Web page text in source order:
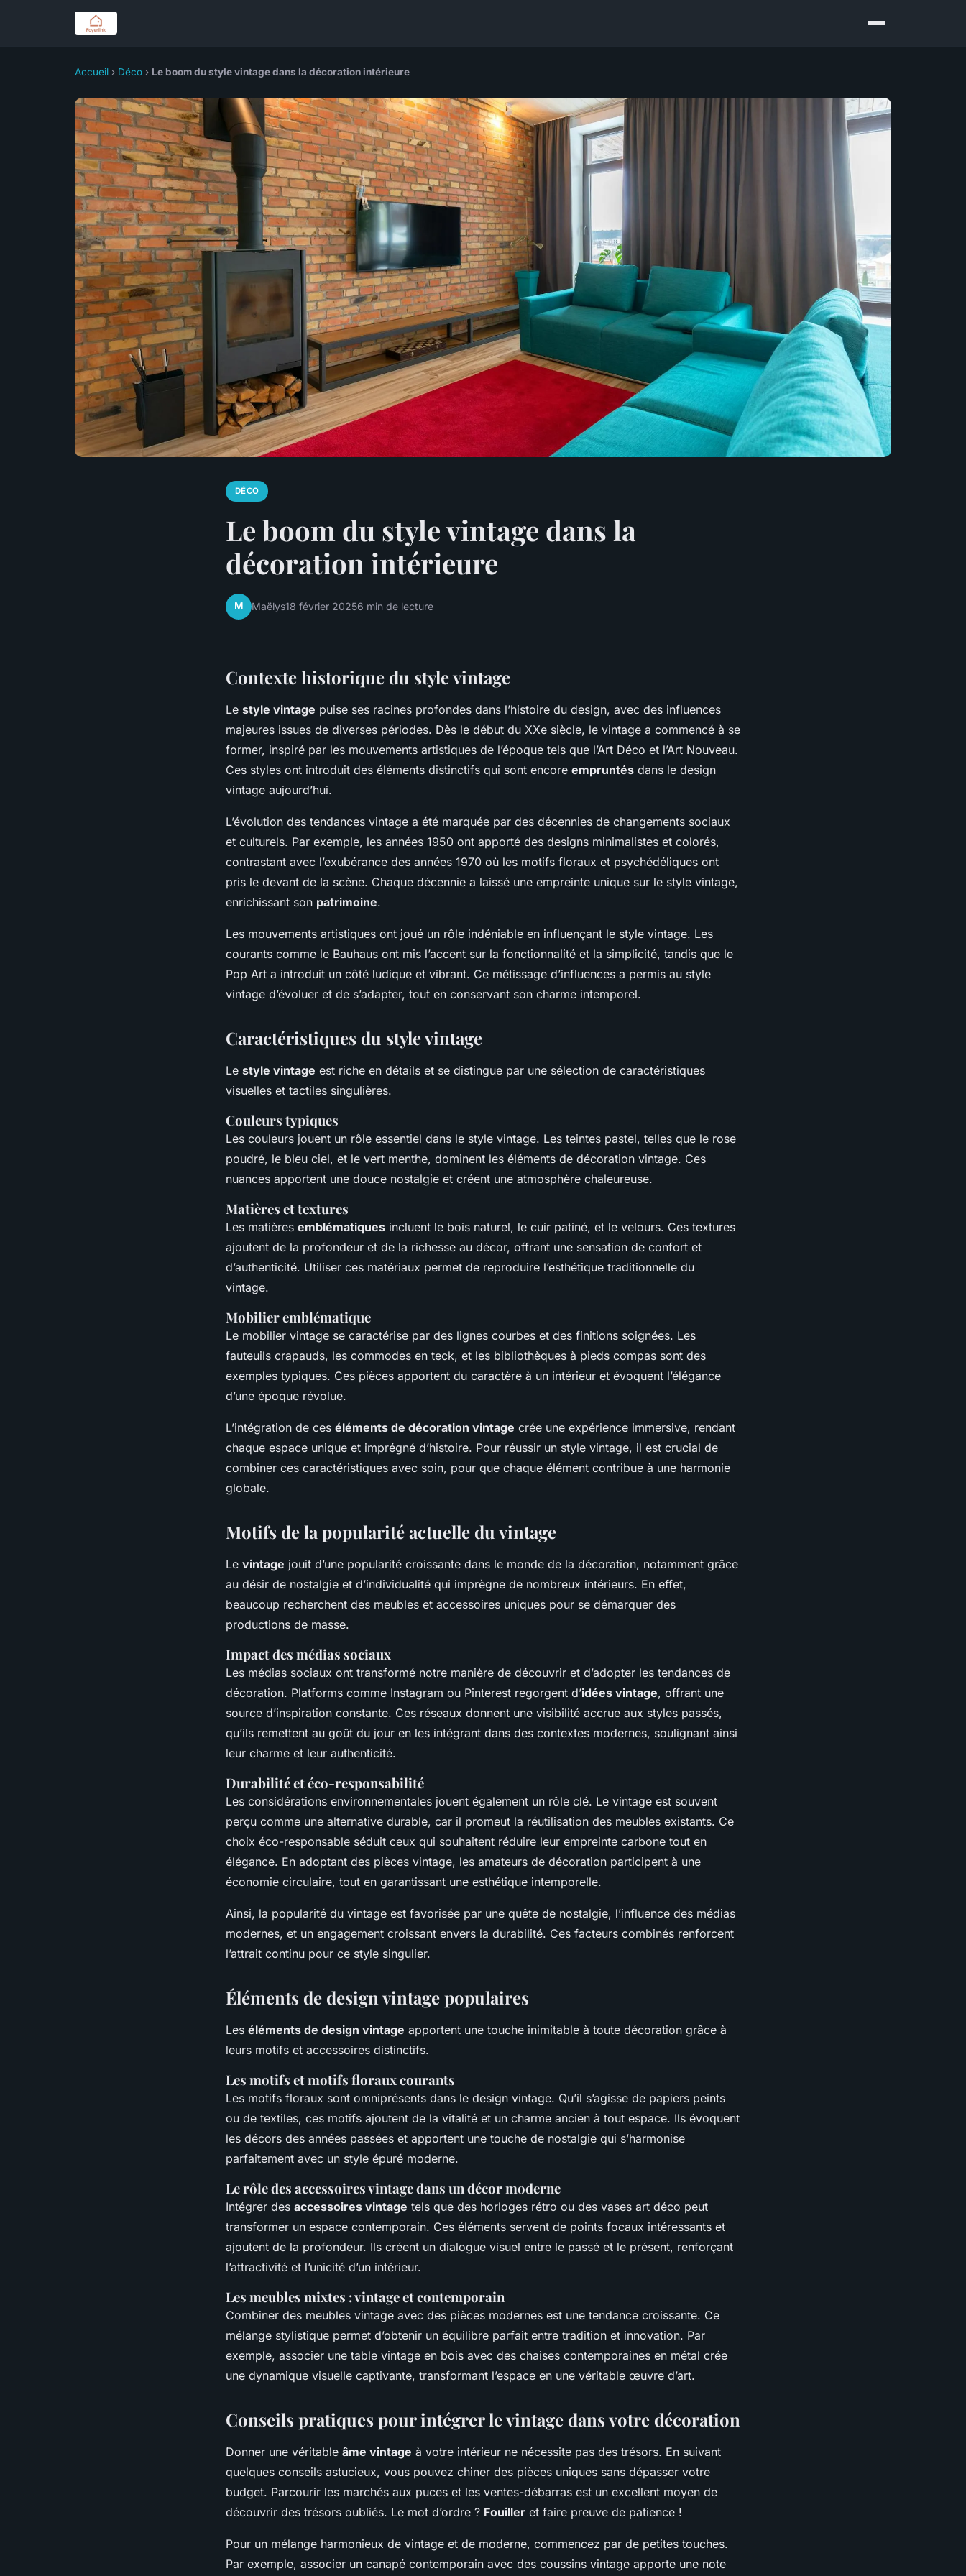
Accueil › Déco › Le boom du style vintage dans la décoration intérieure
DÉCO
Le boom du style vintage dans la
décoration intérieure
M Maëlys18 février 20256 min de lecture
Contexte historique du style vintage
Le style vintage puise ses racines profondes dans l’histoire du design, avec des influences
majeures issues de diverses périodes. Dès le début du XXe siècle, le vintage a commencé à se
former, inspiré par les mouvements artistiques de l’époque tels que l’Art Déco et l’Art Nouveau.
Ces styles ont introduit des éléments distinctifs qui sont encore empruntés dans le design
vintage aujourd’hui.
L’évolution des tendances vintage a été marquée par des décennies de changements sociaux
et culturels. Par exemple, les années 1950 ont apporté des designs minimalistes et colorés,
contrastant avec l’exubérance des années 1970 où les motifs floraux et psychédéliques ont
pris le devant de la scène. Chaque décennie a laissé une empreinte unique sur le style vintage,
enrichissant son patrimoine.
Les mouvements artistiques ont joué un rôle indéniable en influençant le style vintage. Les
courants comme le Bauhaus ont mis l’accent sur la fonctionnalité et la simplicité, tandis que le
Pop Art a introduit un côté ludique et vibrant. Ce métissage d’influences a permis au style
vintage d’évoluer et de s’adapter, tout en conservant son charme intemporel.
Caractéristiques du style vintage
Le style vintage est riche en détails et se distingue par une sélection de caractéristiques
visuelles et tactiles singulières.
Couleurs typiques
Les couleurs jouent un rôle essentiel dans le style vintage. Les teintes pastel, telles que le rose
poudré, le bleu ciel, et le vert menthe, dominent les éléments de décoration vintage. Ces
nuances apportent une douce nostalgie et créent une atmosphère chaleureuse.
Matières et textures
Les matières emblématiques incluent le bois naturel, le cuir patiné, et le velours. Ces textures
ajoutent de la profondeur et de la richesse au décor, offrant une sensation de confort et
d’authenticité. Utiliser ces matériaux permet de reproduire l’esthétique traditionnelle du
vintage.
Mobilier emblématique
Le mobilier vintage se caractérise par des lignes courbes et des finitions soignées. Les
fauteuils crapauds, les commodes en teck, et les bibliothèques à pieds compas sont des
exemples typiques. Ces pièces apportent du caractère à un intérieur et évoquent l’élégance
d’une époque révolue.
L’intégration de ces éléments de décoration vintage crée une expérience immersive, rendant
chaque espace unique et imprégné d’histoire. Pour réussir un style vintage, il est crucial de
combiner ces caractéristiques avec soin, pour que chaque élément contribue à une harmonie
globale.
Motifs de la popularité actuelle du vintage
Le vintage jouit d’une popularité croissante dans le monde de la décoration, notamment grâce
au désir de nostalgie et d’individualité qui imprègne de nombreux intérieurs. En effet,
beaucoup recherchent des meubles et accessoires uniques pour se démarquer des
productions de masse.
Impact des médias sociaux
Les médias sociaux ont transformé notre manière de découvrir et d’adopter les tendances de
décoration. Platforms comme Instagram ou Pinterest regorgent d’idées vintage, offrant une
source d’inspiration constante. Ces réseaux donnent une visibilité accrue aux styles passés,
qu’ils remettent au goût du jour en les intégrant dans des contextes modernes, soulignant ainsi
leur charme et leur authenticité.
Durabilité et éco-responsabilité
Les considérations environnementales jouent également un rôle clé. Le vintage est souvent
perçu comme une alternative durable, car il promeut la réutilisation des meubles existants. Ce
choix éco-responsable séduit ceux qui souhaitent réduire leur empreinte carbone tout en
élégance. En adoptant des pièces vintage, les amateurs de décoration participent à une
économie circulaire, tout en garantissant une esthétique intemporelle.
Ainsi, la popularité du vintage est favorisée par une quête de nostalgie, l’influence des médias
modernes, et un engagement croissant envers la durabilité. Ces facteurs combinés renforcent
l’attrait continu pour ce style singulier.
Éléments de design vintage populaires
Les éléments de design vintage apportent une touche inimitable à toute décoration grâce à
leurs motifs et accessoires distinctifs.
Les motifs et motifs floraux courants
Les motifs floraux sont omniprésents dans le design vintage. Qu’il s’agisse de papiers peints
ou de textiles, ces motifs ajoutent de la vitalité et un charme ancien à tout espace. Ils évoquent
les décors des années passées et apportent une touche de nostalgie qui s’harmonise
parfaitement avec un style épuré moderne.
Le rôle des accessoires vintage dans un décor moderne
Intégrer des accessoires vintage tels que des horloges rétro ou des vases art déco peut
transformer un espace contemporain. Ces éléments servent de points focaux intéressants et
ajoutent de la profondeur. Ils créent un dialogue visuel entre le passé et le présent, renforçant
l’attractivité et l’unicité d’un intérieur.
Les meubles mixtes : vintage et contemporain
Combiner des meubles vintage avec des pièces modernes est une tendance croissante. Ce
mélange stylistique permet d’obtenir un équilibre parfait entre tradition et innovation. Par
exemple, associer une table vintage en bois avec des chaises contemporaines en métal crée
une dynamique visuelle captivante, transformant l’espace en une véritable œuvre d’art.
Conseils pratiques pour intégrer le vintage dans votre décoration
Donner une véritable âme vintage à votre intérieur ne nécessite pas des trésors. En suivant
quelques conseils astucieux, vous pouvez chiner des pièces uniques sans dépasser votre
budget. Parcourir les marchés aux puces et les ventes-débarras est un excellent moyen de
découvrir des trésors oubliés. Le mot d’ordre ? Fouiller et faire preuve de patience !
Pour un mélange harmonieux de vintage et de moderne, commencez par de petites touches.
Par exemple, associer un canapé contemporain avec des coussins vintage apporte une note